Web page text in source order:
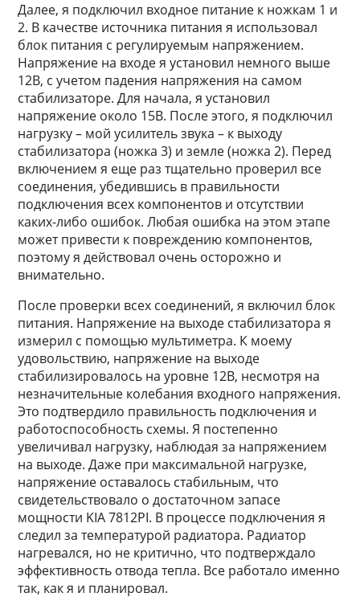
Далее, я подключил входное питание к ножкам 1 и
2. В качестве источника питания я использовал
блок питания с регулируемым напряжением.
Напряжение на входе я установил немного выше
12В, с учетом падения напряжения на самом
стабилизаторе. Для начала, я установил
напряжение около 15В. После этого, я подключил
нагрузку – мой усилитель звука – к выходу
стабилизатора (ножка 3) и земле (ножка 2). Перед
включением я еще раз тщательно проверил все
соединения, убедившись в правильности
подключения всех компонентов и отсутствии
каких-либо ошибок. Любая ошибка на этом этапе
может привести к повреждению компонентов,
поэтому я действовал очень осторожно и
внимательно.
После проверки всех соединений, я включил блок
питания. Напряжение на выходе стабилизатора я
измерил с помощью мультиметра. К моему
удовольствию, напряжение на выходе
стабилизировалось на уровне 12В, несмотря на
незначительные колебания входного напряжения.
Это подтвердило правильность подключения и
работоспособность схемы. Я постепенно
увеличивал нагрузку, наблюдая за напряжением
на выходе. Даже при максимальной нагрузке,
напряжение оставалось стабильным, что
свидетельствовало о достаточном запасе
мощности KIA 7812PI. В процессе подключения я
следил за температурой радиатора. Радиатор
нагревался, но не критично, что подтверждало
эффективность отвода тепла. Все работало именно
так, как я и планировал.